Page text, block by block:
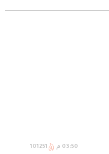
03:50 م 101251